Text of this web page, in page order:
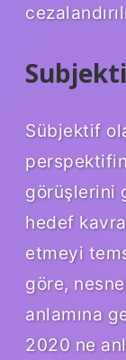
Sübjektif
görüşlerini
hedef
etmeyi
göre,
anlamına
2020 ne